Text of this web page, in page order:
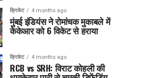
क्रिकेट 4 months ago
मुंबई इंडियंस ने रोमांचक मुकाबले में
केकेआर को 6 विकेट से हराया
क्रिकेट 4 months ago
RCB vs SRH: विराट कोहली की